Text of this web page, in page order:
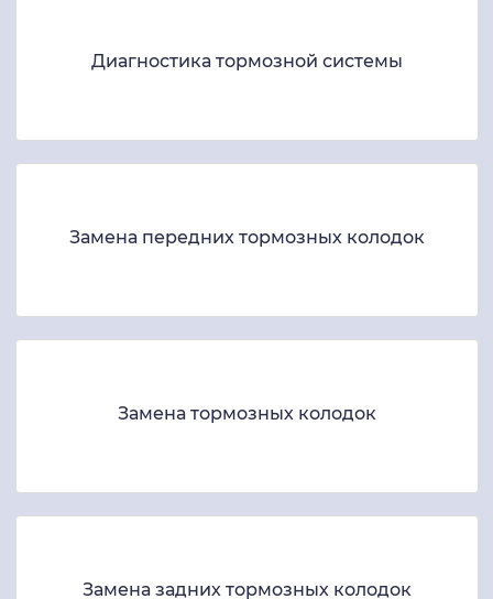
Диагностика тормозной системы
Замена передних тормозных колодок
Замена тормозных колодок
Замена задних тормозных колодок